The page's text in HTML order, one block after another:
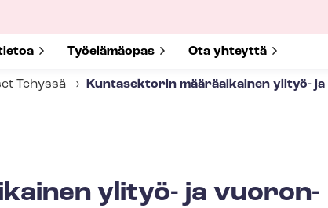
for
Show submenu for
Työelämäopas Show submenu for
Ota yhteyttä
Tehyssä Kuntasektorin määräaikainen ylityö-
ylityö- ja vuo­ron­